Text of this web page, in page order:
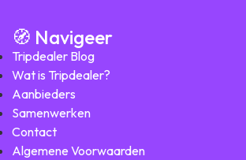
🧭 Navigeer
Tripdealer Blog
Wat is Tripdealer?
Aanbieders
Samenwerken
Contact
Algemene Voorwaarden